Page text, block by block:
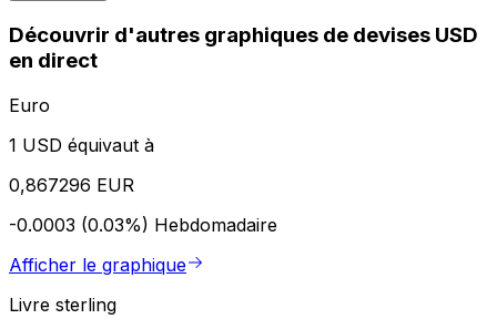
Découvrir d'autres graphiques de devises USD
en direct
Euro
1 USD équivaut à
0,867296 EUR
-0.0003 (0.03%) Hebdomadaire
Afficher le graphique
Livre sterling